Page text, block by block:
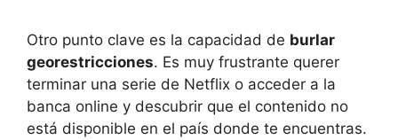
Otro punto clave es la capacidad de burlar
georestricciones. Es muy frustrante querer
terminar una serie de Netflix o acceder a la
banca online y descubrir que el contenido no
está disponible en el país donde te encuentras.